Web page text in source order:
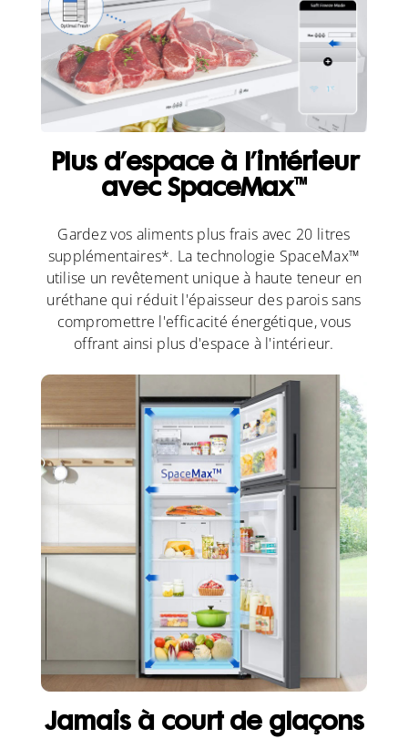
Plus d’espace à l’intérieur
avec SpaceMax™
Gardez vos aliments plus frais avec 20 litres
supplémentaires*. La technologie SpaceMax™
utilise un revêtement unique à haute teneur en
uréthane qui réduit l'épaisseur des parois sans
compromettre l'efficacité énergétique, vous
offrant ainsi plus d'espace à l'intérieur.
Jamais à court de glaçons